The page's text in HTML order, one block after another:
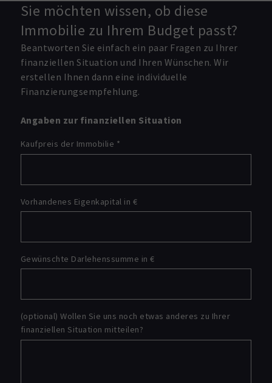
Sie möchten wissen, ob diese
Immobilie zu Ihrem Budget passt?
Beantworten Sie einfach ein paar Fragen zu Ihrer
finanziellen Situation und Ihren Wünschen. Wir
erstellen Ihnen dann eine individuelle
Finanzierungsempfehlung.
Angaben zur finanziellen Situation
Kaufpreis der Immobilie *
Vorhandenes Eigenkapital in €
Gewünschte Darlehenssumme in €
(optional) Wollen Sie uns noch etwas anderes zu Ihrer
finanziellen Situation mitteilen?